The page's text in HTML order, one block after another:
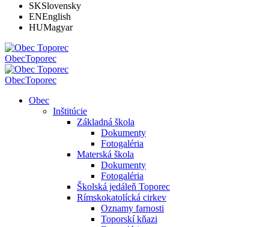
SKSlovensky
ENEnglish
HUMagyar
ObecToporec
ObecToporec
Obec
Inštitúcie
Základná škola
Dokumenty
Fotogaléria
Materská škola
Dokumenty
Fotogaléria
Školská jedáleň Toporec
Rímskokatolícká cirkev
Oznamy farnosti
Toporskí kňazi